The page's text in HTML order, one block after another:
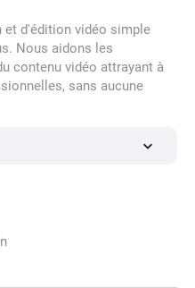
en GIF
et de
et d'édition vidéo simple
Nous aidons les
contenu vidéo attrayant à
sans aucune